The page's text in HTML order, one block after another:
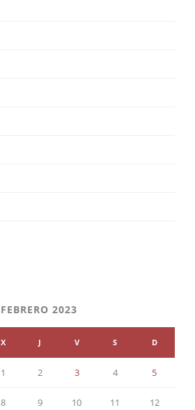
FEBRERO 2023
X J V S D
1 2 3 4 5
8 9 10 11 12